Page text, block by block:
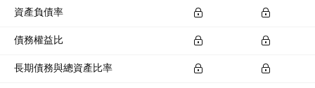
資產負債率
債務權益比
長期債務與總資產比率